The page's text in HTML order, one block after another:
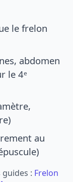
le frelon
abdomen
le 4ᵉ
au
: Frelon